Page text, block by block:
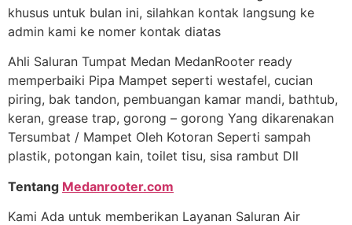
khusus untuk bulan ini, silahkan kontak langsung ke
admin kami ke nomer kontak diatas
Ahli Saluran Tumpat Medan MedanRooter ready
memperbaiki Pipa Mampet seperti westafel, cucian
piring, bak tandon, pembuangan kamar mandi, bathtub,
keran, grease trap, gorong – gorong Yang dikarenakan
Tersumbat / Mampet Oleh Kotoran Seperti sampah
plastik, potongan kain, toilet tisu, sisa rambut Dll
Tentang Medanrooter.com
Kami Ada untuk memberikan Layanan Saluran Air